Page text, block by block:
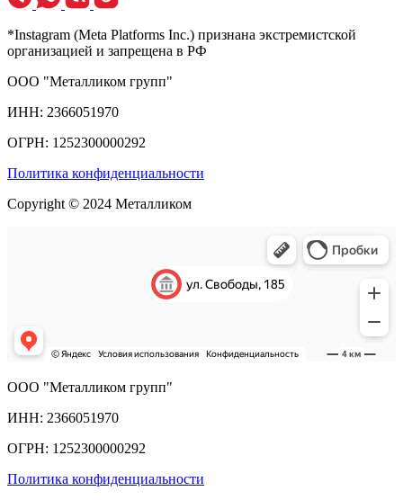
*Instagram (Meta Platforms Inc.) признана экстремистской
организацией и запрещена в РФ
ООО "Металликом групп"
ИНН: 2366051970
ОГРН: 1252300000292
Политика конфиденциальности
Copyright © 2024 Металликом
ООО "Металликом групп"
ИНН: 2366051970
ОГРН: 1252300000292
Политика конфиденциальности